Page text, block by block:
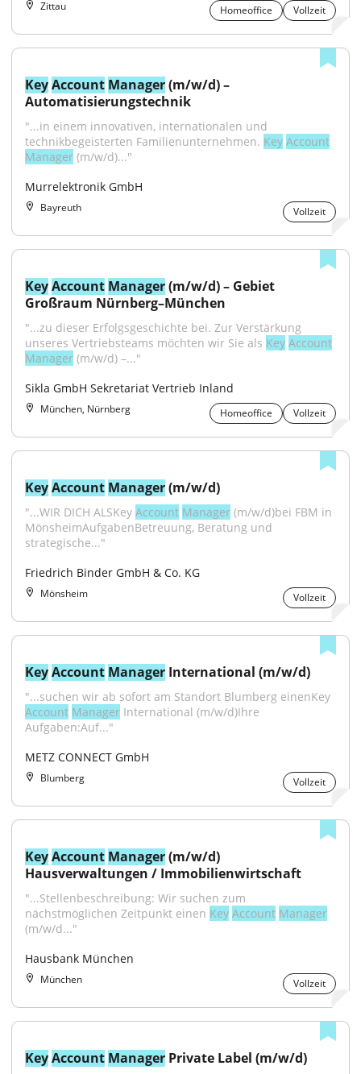
Zittau Homeoffice Vollzeit
KeyAccount Manager (m/w/d) –
Automatisierungstechnik
"...in einem innovativen, internationalen und
technikbegeisterten Familienunternehmen. Key Account
Manager (m/w/d)..."
Murrelektronik GmbH
Bayreuth Vollzeit
KeyAccount Manager (m/w/d) – Gebiet
Großraum Nürnberg–München
"...zu dieser Erfolgsgeschichte bei. Zur Verstärkung
unseres Vertriebsteams möchten wir Sie als Key Account
Manager (m/w/d) –..."
Sikla GmbH Sekretariat Vertrieb Inland
München, Nürnberg Homeoffice Vollzeit
KeyAccount Manager (m/w/d)
"...WIR DICH ALSKey Account Manager (m/w/d)bei FBM in
MönsheimAufgabenBetreuung, Beratung und
strategische..."
Friedrich Binder GmbH & Co. KG
Mönsheim Vollzeit
KeyAccount Manager International (m/w/d)
Account Manager International (m/w/d)Ihre
Aufgaben:Auf..."
METZ CONNECT GmbH
Blumberg Vollzeit
KeyAccount Manager (m/w/d)
Hausverwaltungen / Immobilienwirtschaft
"...Stellenbeschreibung: Wir suchen zum
nächstmöglichen Zeitpunkt einen Key Account Manager
(m/w/d..."
Hausbank München
München Vollzeit
KeyAccount Manager Private Label (m/w/d)